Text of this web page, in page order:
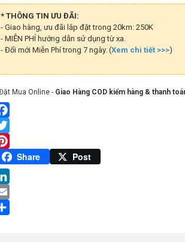
lượng
* THÔNG TIN ƯU ĐÃI:
- Giao hàng, ưu đãi lắp đặt trong 20km: 250K
- MIỄN PHÍ hướng dẫn sử dụng từ xa.
- Đổi mới Miễn Phí trong 7 ngày. (Xem chi tiết >>>)
Mua Online - Giao Hàng COD kiểm hàng & thanh
Pinterest
Share Post